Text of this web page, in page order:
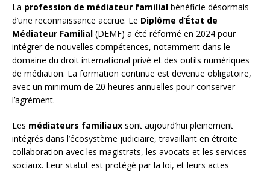
La profession de médiateur familial bénéficie désormais
d’une reconnaissance accrue. Le Diplôme d’État de
Médiateur Familial (DEMF) a été réformé en 2024 pour
intégrer de nouvelles compétences, notamment dans le
domaine du droit international privé et des outils numériques
de médiation. La formation continue est devenue obligatoire,
avec un minimum de 20 heures annuelles pour conserver
l’agrément.
Les médiateurs familiaux sont aujourd’hui pleinement
intégrés dans l’écosystème judiciaire, travaillant en étroite
collaboration avec les magistrats, les avocats et les services
sociaux. Leur statut est protégé par la loi, et leurs actes